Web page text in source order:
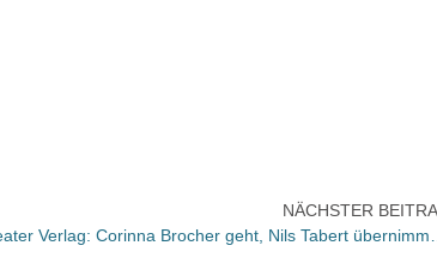
NÄCHSTER